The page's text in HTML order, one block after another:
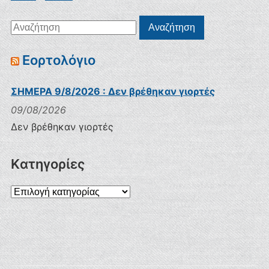
Αναζήτηση
για:
Αναζήτηση
Εορτολόγιο
ΣΗΜΕΡΑ 9/8/2026 : Δεν βρέθηκαν γιορτές
09/08/2026
Δεν βρέθηκαν γιορτές
Kατηγορίες
Kατηγορίες